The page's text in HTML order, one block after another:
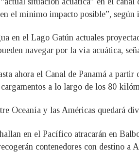
el mínimo impacto posible”, según
en el Lago Gatún actuales
navegar por la vía acuática,
ahora el Canal de Panamá a
a lo largo de los 80
Oceanía y las Américas quedará
en el Pacífico atracarán en
contenedores con destino a